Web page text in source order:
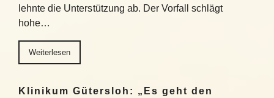
lehnte die Unterstützung ab. Der Vorfall schlägt
hohe…
Weiterlesen
Klinikum Gütersloh: „Es geht den